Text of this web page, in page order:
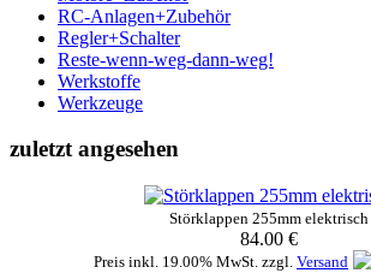
RC-Anlagen+Zubehör
Regler+Schalter
Reste-wenn-weg-dann-weg!
Werkstoffe
Werkzeuge
zuletzt angesehen
Störklappen 255mm elektrisch
84.00 €
Preis inkl. 19.00% MwSt. zzgl. Versand